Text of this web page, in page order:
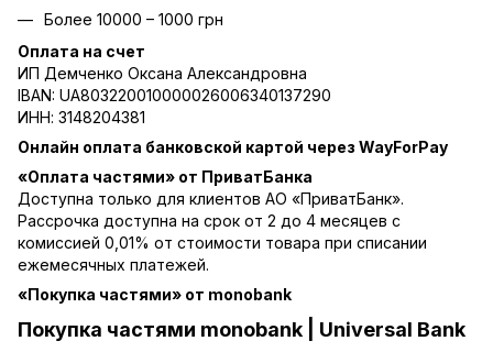
Более 10000 – 1000 грн
Оплата на счет
ИП Демченко Оксана Александровна
IBAN: UA803220010000026006340137290
ИНН: 3148204381
Онлайн оплата банковской картой через WayForPay
«Оплата частями» от ПриватБанка
Доступна только для клиентов АО «ПриватБанк».
Рассрочка доступна на срок от 2 до 4 месяцев с
комиссией 0,01% от стоимости товара при списании
ежемесячных платежей.
«Покупка частями» от monobank
Покупка частями monobank | Universal Bank